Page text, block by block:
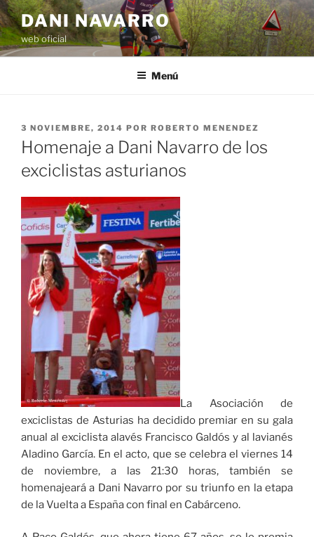
Saltar
al
contenido
DANI NAVARRO
web oficial
Menú
PUBLICADO
EL
3 NOVIEMBRE, 2014 POR ROBERTO MENENDEZ
Homenaje a Dani Navarro de los
exciclistas asturianos
La Asociación de
exciclistas de Asturias ha decidido premiar en su gala
anual al exciclista alavés Francisco Galdós y al lavianés
Aladino García. En el acto, que se celebra el viernes 14
de noviembre, a las 21:30 horas, también se
homenajeará a Dani Navarro por su triunfo en la etapa
de la Vuelta a España con final en Cabárceno.